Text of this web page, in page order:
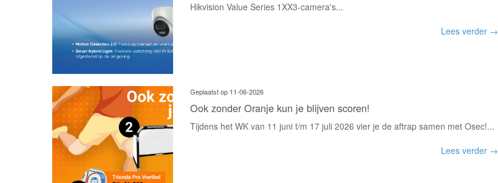
Hikvision Value Series 1XX3-camera's...
Lees verder →
Geplaatst op 11-06-2026
Ook zonder Oranje kun je blijven scoren!
Tijdens het WK van 11 juni t/m 17 juli 2026 vier je de aftrap samen met Osec!...
Lees verder →